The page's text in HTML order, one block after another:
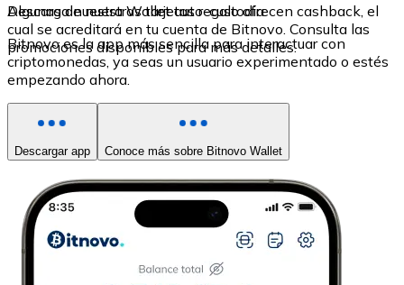
Algunas de nuestras tarjetas regalo ofrecen cashback, el
cual se acreditará en tu cuenta de Bitnovo. Consulta las
promociones disponibles para más detalles.
Descarga nuestra Wallet auto-custodia
Bitnovo es la app más sencilla para interactuar con
criptomonedas, ya seas un usuario experimentado o estés
empezando ahora.
Descargar app Conoce más sobre Bitnovo Wallet